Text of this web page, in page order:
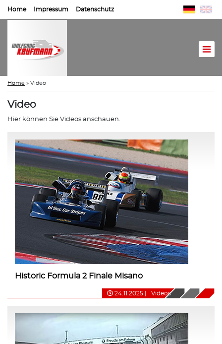
Home Impressum Datenschutz
Home » Video
Video
Hier können Sie Videos anschauen.
Historic Formula 2 Finale Misano
24.11.2025 Videos